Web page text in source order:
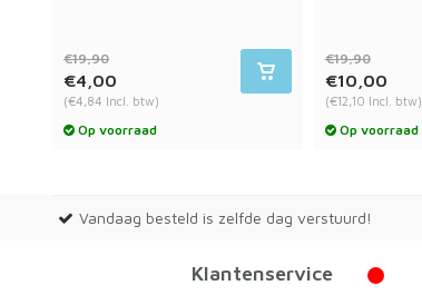
€19,90
€4,00
(€4,84 Incl. btw)
Op voorraad
€19,90
€10,00
(€12,10 Incl. btw)
Op voorraad
Vandaag besteld is zelfde dag verstuurd!
Klantenservice